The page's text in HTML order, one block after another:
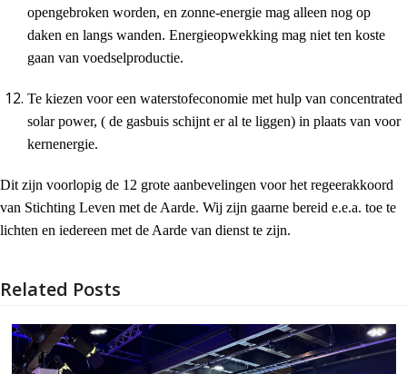
opengebroken worden, en zonne-energie mag alleen nog op
daken en langs wanden. Energieopwekking mag niet ten koste
gaan van voedselproductie.
Te kiezen voor een waterstofeconomie met hulp van concentrated
solar power, ( de gasbuis schijnt er al te liggen) in plaats van voor
kernenergie.
Dit zijn voorlopig de 12 grote aanbevelingen voor het regeerakkoord
van Stichting Leven met de Aarde. Wij zijn gaarne bereid e.e.a. toe te
lichten en iedereen met de Aarde van dienst te zijn.
Related Posts